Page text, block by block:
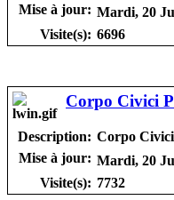
Mise à jour: Mardi, 20
Visite(s): 6696
Corpo Civici
Description: Corpo Civici
Mise à jour: Mardi, 20
Visite(s): 7732